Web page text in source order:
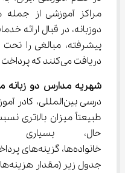
مراکز آموزشی از جمله
پیشرفته، مبالغی را
دریافت می‌کنند که پرداخت آن شرط لازم برای تحصیل است.
شهریه مدارس دو زبانه
درسی بین‌المللی،
طبیعتاً میزان بالاتری
حال،